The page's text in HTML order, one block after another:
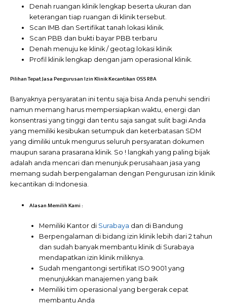
Denah ruangan klinik lengkap beserta ukuran dan
keterangan tiap ruangan di klinik tersebut.
Scan IMB dan Sertifikat tanah lokasi klinik.
Scan PBB dan bukti bayar PBB terbaru
Denah menuju ke klinik / geotag lokasi klinik
Profil klinik lengkap dengan jam operasional klinik.
Pilihan Tepat Jasa Pengurusan Izin Klinik Kecantikan OSS RBA
Banyaknya persyaratan ini tentu saja bisa Anda penuhi sendiri
namun memang harus mempersiapkan waktu, energi dan
konsentrasi yang tinggi dan tentu saja sangat sulit bagi Anda
yang memiliki kesibukan setumpuk dan keterbatasan SDM
yang dimiliki untuk mengurus seluruh persyaratan dokumen
maupun sarana prasarana klinik. So ! langkah yang paling bijak
adalah anda mencari dan menunjuk perusahaan jasa yang
memang sudah berpengalaman dengan Pengurusan izin klinik
kecantikan di Indonesia.
Alasan Memilih Kami :
Memiliki Kantor di Surabaya dan di Bandung
Berpengalaman di bidang izin klinik lebih dari 2 tahun
dan sudah banyak membantu klinik di Surabaya
mendapatkan izin klinik miliknya.
Sudah mengantongi sertifikat ISO 9001 yang
menunjukkan manajemen yang baik
Memiliki tim operasional yang bergerak cepat
membantu Anda